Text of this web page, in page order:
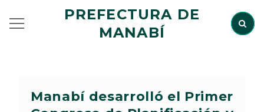
PREFECTURA DE
MANABÍ
Manabí desarrolló el Primer